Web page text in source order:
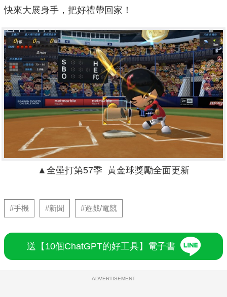
快來大展身手，把好禮帶回家！
▲ 全壘打第57季 黃金球獎勵全面更新
#手機 #新聞 #遊戲/電競
送【10個ChatGPT的好工具】電子書
ADVERTISEMENT